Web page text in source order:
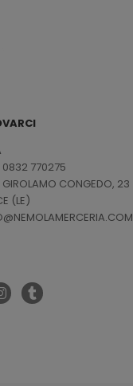
0832 770275
GIROLAMO CONGEDO, 23
(LE)